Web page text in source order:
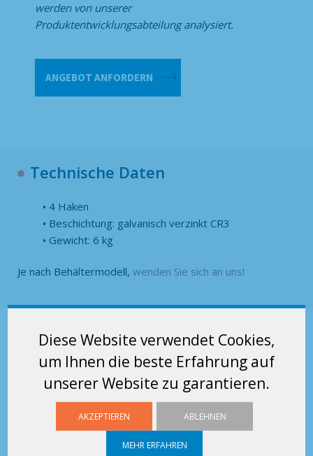
Diese Website verwendet Cookies,
um Ihnen die beste Erfahrung auf
unserer Website zu garantieren.
AKZEPTIEREN ABLEHNEN
MEHR ERFAHREN
werden von unserer
Produktentwicklungsabteilung analysiert.
Menge
ANGEBOT ANFORDERN
Technische Daten
4 Haken
Beschichtung: galvanisch verzinkt CR3
Gewicht: 6 kg
Je nach Behältermodell, wenden Sie sich an uns!
ÄHNLICHE
HANDHABUNGS- UND
LAGERUNGSGERÄTE
DER KATEGORIE
SONSTIGES ZUBEHÖR